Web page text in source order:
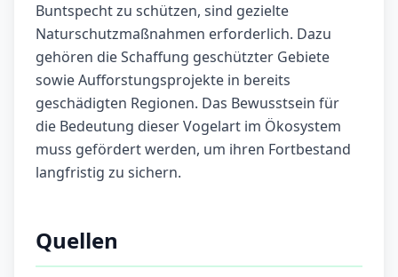
Buntspecht zu schützen, sind gezielte
Naturschutzmaßnahmen erforderlich. Dazu
gehören die Schaffung geschützter Gebiete
sowie Aufforstungsprojekte in bereits
geschädigten Regionen. Das Bewusstsein für
die Bedeutung dieser Vogelart im Ökosystem
muss gefördert werden, um ihren Fortbestand
langfristig zu sichern.
Quellen